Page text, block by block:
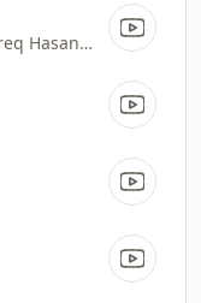
Bappa Mazumder, Tareq Hasan & Sandipan